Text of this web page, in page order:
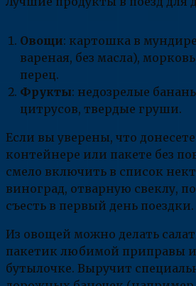
Овощи: картошка в
вареная, без масла),
перец.
Фрукты: недозрелые
цитрусов, твердые груши.
Если вы уверены, что
контейнере или пакете без
смело включить в список
виноград, отварную свеклу,
съесть в первый день поездки.
Из овощей можно делать
пакетик любимой приправы
бутылочке. Выручит